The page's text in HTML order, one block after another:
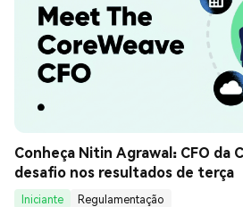
Conheça Nitin Agrawal: CFO da
desafio nos resultados de terça
Iniciante
Regulamentação